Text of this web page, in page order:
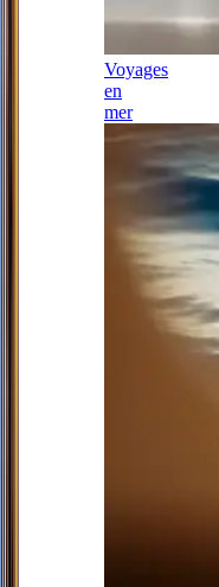
Voyages
en
mer